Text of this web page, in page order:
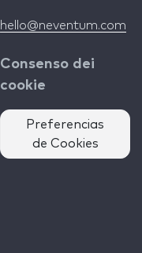
hello@neventum.com
Consenso dei
cookie
Preferencias
de Cookies